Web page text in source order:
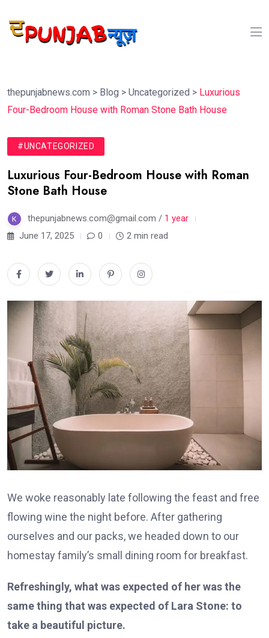
thepunjabnews.com > Blog > Uncategorized > Luxurious
Four-Bedroom House with Roman Stone Bath House
#UNCATEGORIZED
Luxurious Four-Bedroom House with Roman
Stone Bath House
thepunjabnews.com@gmail.com / 1 year
June 17, 2025
0 2 min read
We woke reasonably late following the feast and free
flowing wine the night before. After gathering
ourselves and our packs, we headed down to our
homestay family’s small dining room for breakfast.
Refreshingly, what was expected of her was the
same thing that was expected of Lara Stone: to
take a beautiful picture.